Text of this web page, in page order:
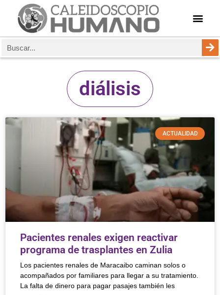
diálisis
ACTUALIDAD
Pacientes renales exigen reactivar
programa de trasplantes en Zulia
Los pacientes renales de Maracaibo caminan solos o
acompañados por familiares para llegar a su tratamiento.
La falta de dinero para pagar pasajes también les